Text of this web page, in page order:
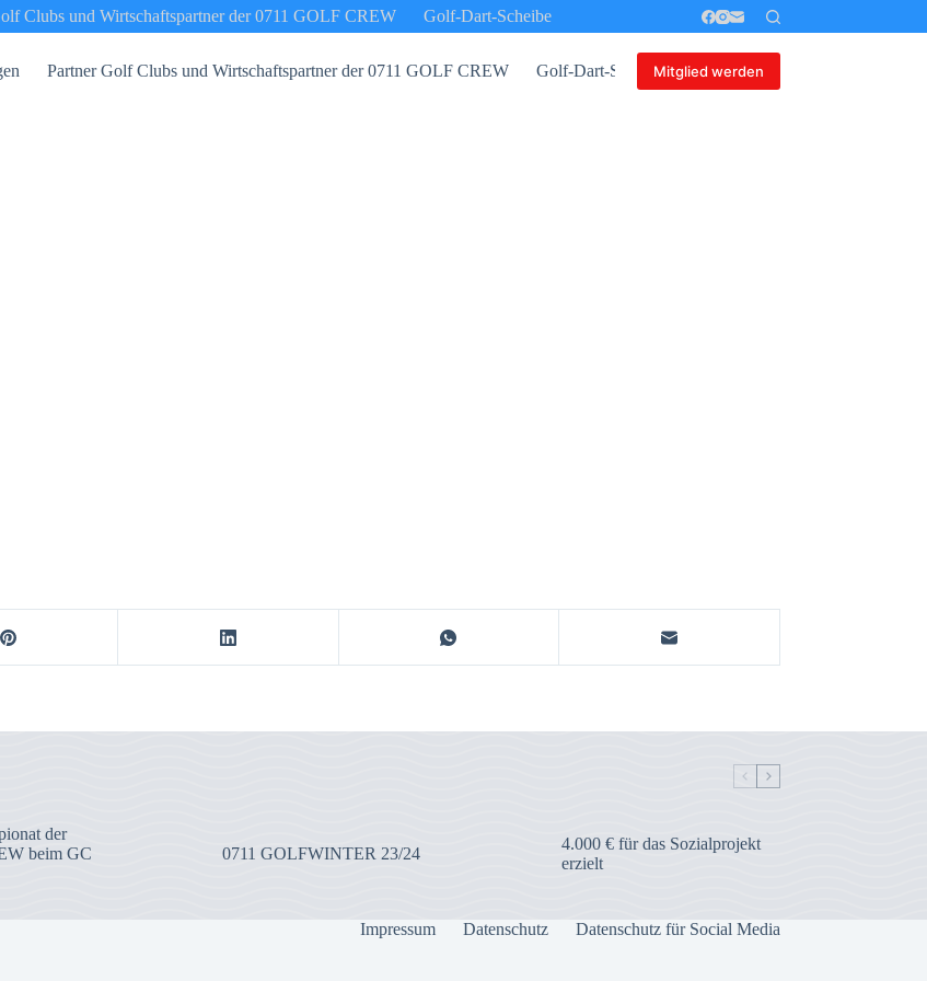
Clubs und Wirtschaftspartner der 0711 GOLF CREW Golf-Dart-Scheibe
Partner Golf Clubs und Wirtschaftspartner der 0711 GOLF CREW Golf-Dart-ScheibeMitglied werden
der
beim GC
0711 GOLFWINTER 23/24
4.000 € für das Sozialprojekt
erzielt
Impressum Datenschutz Datenschutz für Social Media